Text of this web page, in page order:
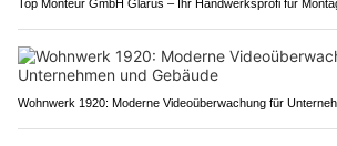
Top Monteur GmbH Glarus – Ihr Handwerksprofi für
Wohnwerk 1920: Moderne Videoüberwachung für